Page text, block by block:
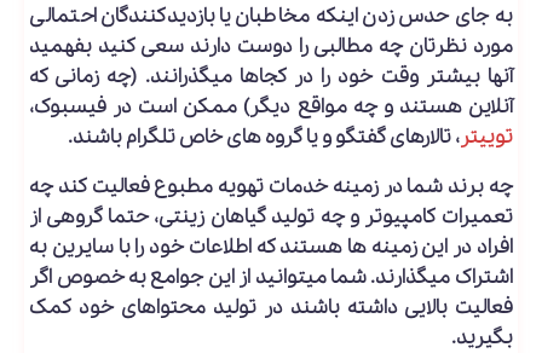
به جای حدس زدن اینکه مخاطبان یا بازدیدکنندگان احتمالی
مورد نظرتان چه مطالبی را دوست دارند سعی کنید بفهمید
آن­ها بیشتر وقت خود را در کجاها می­گذرانند. (چه زمانی که
آنلاین هستند و چه مواقع دیگر) ممکن است در فیسبوک،
توییتر، تالارهای گفتگو و یا گروه های خاص تلگرام باشند.
چه برند شما در زمینه خدمات تهویه مطبوع فعالیت کند چه
تعمیرات کامپیوتر و چه تولید گیاهان زینتی، حتما گروهی از
افراد در این زمینه ها هستند که اطلاعات خود را با سایرین به
اشتراک می­گذارند. شما می­توانید از این جوامع به خصوص اگر
فعالیت بالایی داشته باشند در تولید محتواهای خود کمک
بگیرید.